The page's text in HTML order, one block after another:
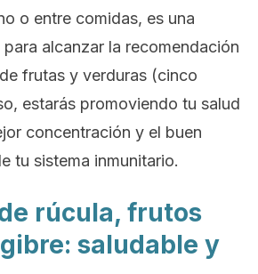
o entre comidas, es una
alcanzar la recomendación
frutas y verduras (cinco
estarás promoviendo tu salud
concentración y el buen
tu sistema inmunitario.
rúcula, frutos
saludable y